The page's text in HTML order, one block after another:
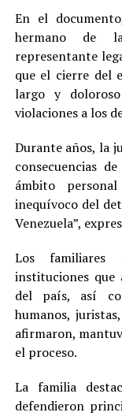
En el
hermano de
representante
que el cierre del
largo y
violaciones a los
Durante años, la
consecuencias
ámbito
inequívoco del
Venezuela”,
Los familiares
instituciones que
del país, así
humanos,
afirmaron,
el proceso.
La familia
defendieron